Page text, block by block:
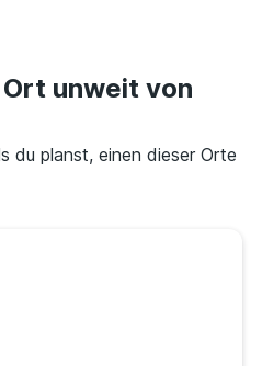
unweit von
du planst, einen dieser Orte